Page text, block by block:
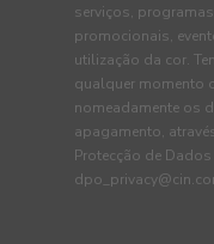
serviços,
promocionais,
utilização da cor.
qualquer momento
nomeadamente os
apagamento,
Protecção de